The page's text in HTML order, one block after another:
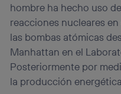
hombre ha hecho uso
reacciones nucleares
las bombas atómicas
Manhattan en el
Posteriormente por
la producción